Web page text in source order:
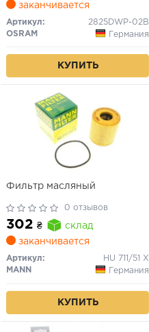
заканчивается
Артикул:
2825DWP-02B
OSRAM
Германия
КУПИТЬ
Фильтр масляный
0 отзывов
302 ₴
склад
заканчивается
Артикул:
HU 711/51 X
MANN
Германия
КУПИТЬ